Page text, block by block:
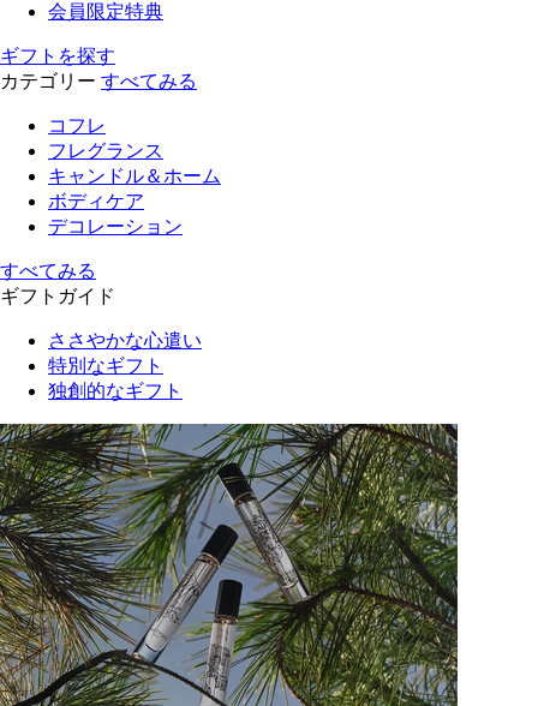
会員限定特典
ギフトを探す
カテゴリー すべてみる
コフレ
フレグランス
キャンドル＆ホーム
ボディケア
デコレーション
すべてみる
ギフトガイド
ささやかな心遣い
特別なギフト
独創的なギフト